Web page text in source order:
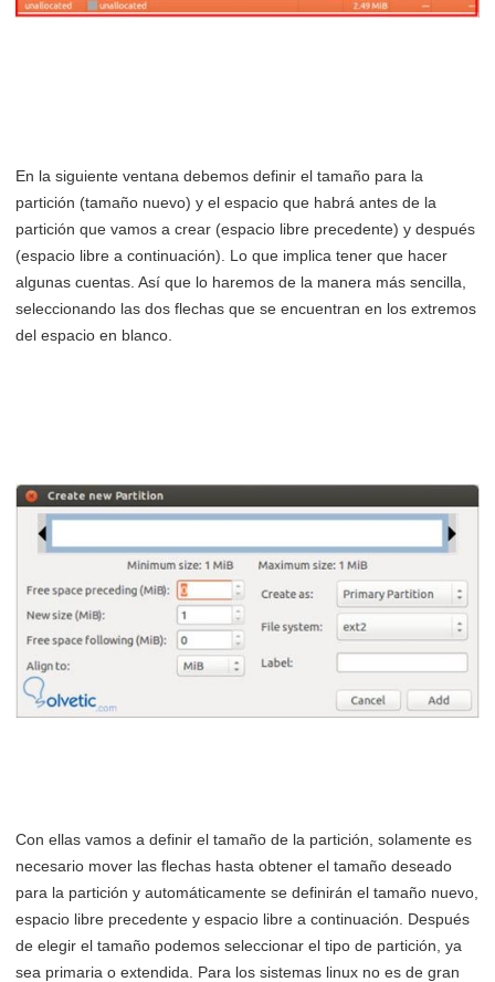
En la siguiente ventana debemos definir el tamaño para la
partición (tamaño nuevo) y el espacio que habrá antes de la
partición que vamos a crear (espacio libre precedente) y después
(espacio libre a continuación). Lo que implica tener que hacer
algunas cuentas. Así que lo haremos de la manera más sencilla,
seleccionando las dos flechas que se encuentran en los extremos
del espacio en blanco.
Con ellas vamos a definir el tamaño de la partición, solamente es
necesario mover las flechas hasta obtener el tamaño deseado
para la partición y automáticamente se definirán el tamaño nuevo,
espacio libre precedente y espacio libre a continuación.
Después
de elegir el tamaño podemos seleccionar el tipo de partición, ya
sea primaria o extendida. Para los sistemas linux no es de gran